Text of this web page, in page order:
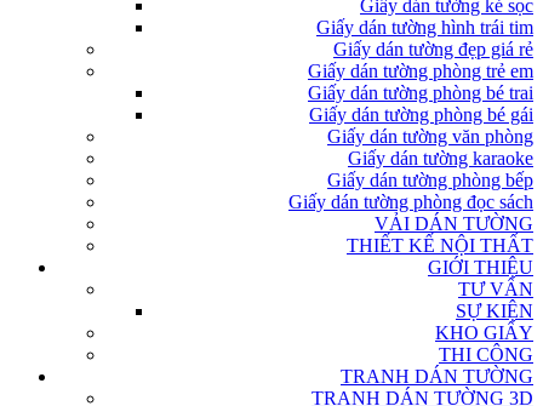
Giấy dán tường kẻ sọc
Giấy dán tường hình trái tim
Giấy dán tường đẹp giá rẻ
Giấy dán tường phòng trẻ em
Giấy dán tường phòng bé trai
Giấy dán tường phòng bé gái
Giấy dán tường văn phòng
Giấy dán tường karaoke
Giấy dán tường phòng bếp
Giấy dán tường phòng đọc sách
VẢI DÁN TƯỜNG
THIẾT KẾ NỘI THẤT
GIỚI THIỆU
TƯ VẤN
SỰ KIỆN
KHO GIẤY
THI CÔNG
TRANH DÁN TƯỜNG
TRANH DÁN TƯỜNG 3D